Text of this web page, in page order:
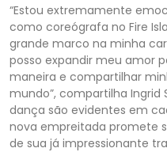
“Estou extremamente
como coreógrafa no Fire
grande marco na minha
posso expandir meu amor
maneira e compartilhar
mundo”, compartilha Ingrid
dança são evidentes em
nova empreitada promete
de sua já impressionante